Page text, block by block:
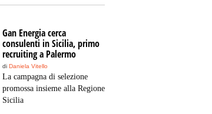
Gan Energia cerca
consulenti in Sicilia, primo
recruiting a Palermo
di Daniela Vitello
La campagna di selezione
promossa insieme alla Regione
Sicilia